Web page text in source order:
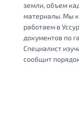
земли, объем
материалы. Мы
работаем в
документов по
Специалист
сообщит